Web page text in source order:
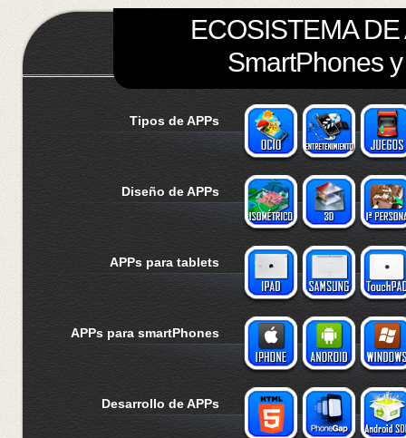
ECOSISTEMA
SmartPhones
Tipos de APPs
Diseño de APPs
APPs para tablets
APPs para smartPhones
Desarrollo de APPs